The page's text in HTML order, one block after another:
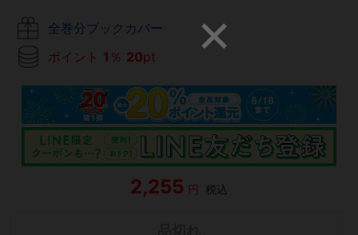
全巻分ブックカバー
ポイント 1 ％ 20pt
2,255 円 税込